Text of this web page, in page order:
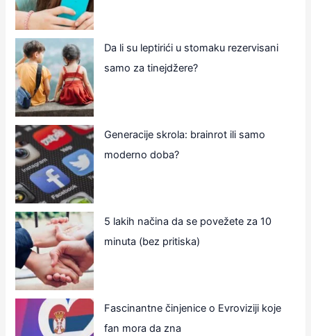
Da li su leptirići u stomaku rezervisani
samo za tinejdžere?
Generacije skrola: brainrot ili samo
moderno doba?
5 lakih načina da se povežete za 10
minuta (bez pritiska)
Fascinantne činjenice o Evroviziji koje
fan mora da zna